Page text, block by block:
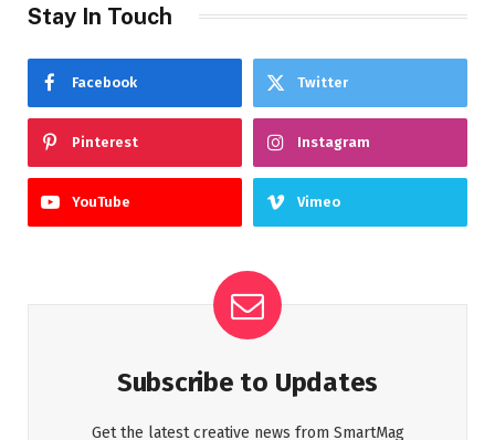
Stay In Touch
Facebook Twitter
Pinterest Instagram
YouTube Vimeo
Subscribe to Updates
Get the latest creative news from SmartMag